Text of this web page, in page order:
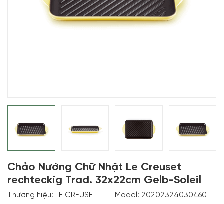
Chảo Nướng Chữ Nhật Le Creuset
rechteckig Trad. 32x22cm Gelb-Soleil
Thương hiệu: LE CREUSET Model: 20202324030460